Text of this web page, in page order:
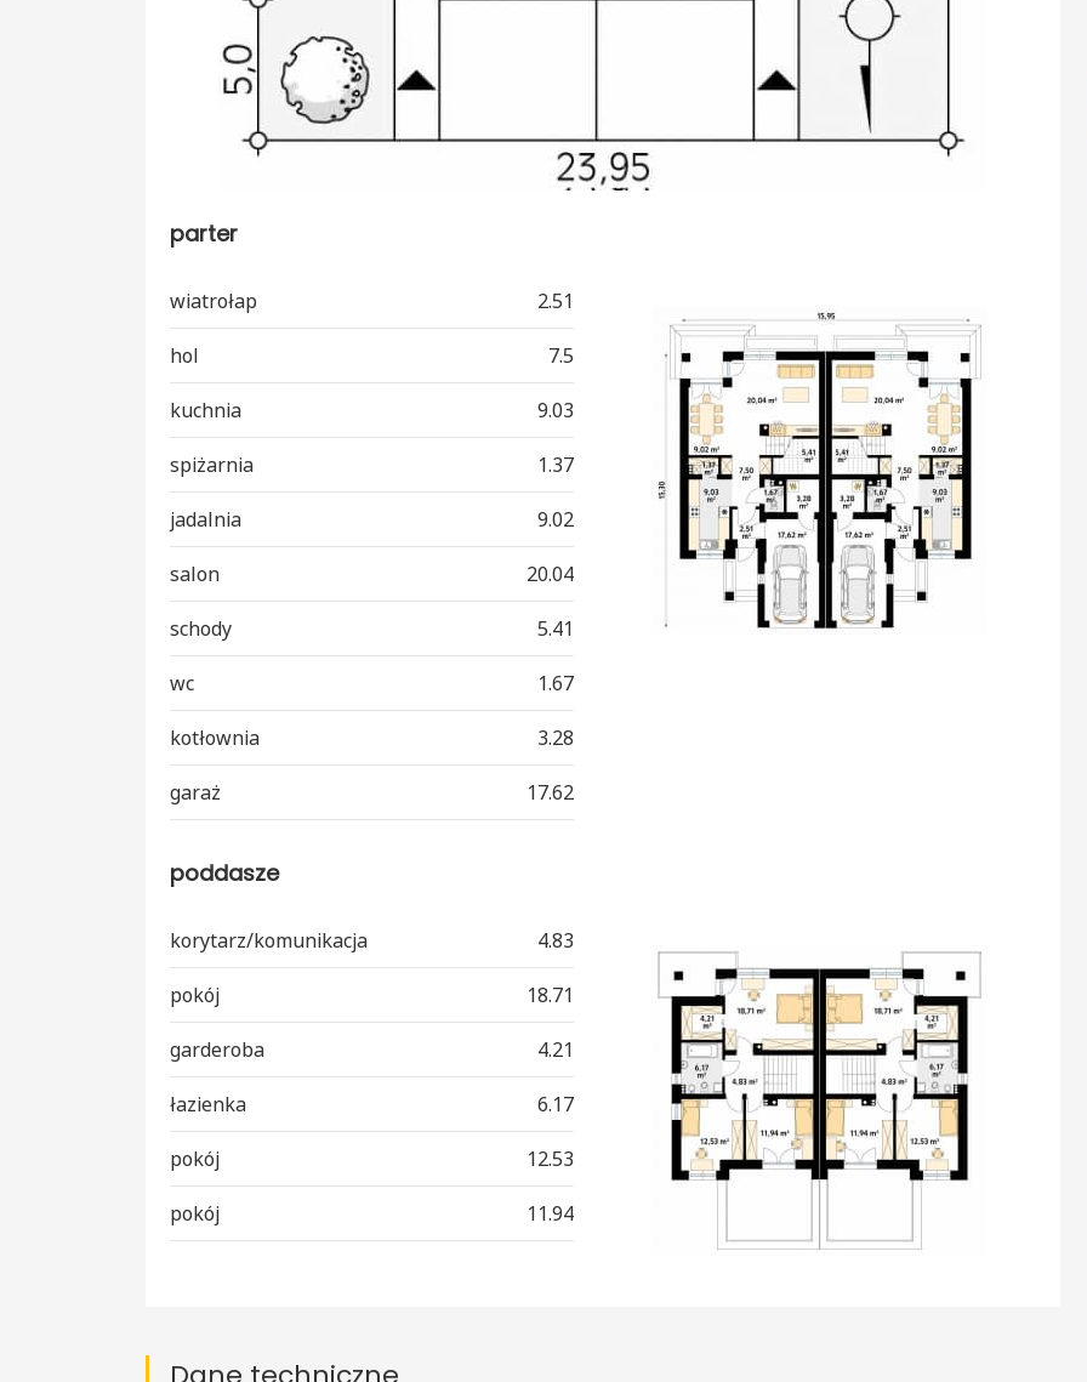
parter
wiatrołap 2.51
hol 7.5
kuchnia 9.03
spiżarnia 1.37
jadalnia 9.02
salon 20.04
schody 5.41
wc 1.67
kotłownia 3.28
garaż 17.62
poddasze
korytarz/komunikacja 4.83
pokój 18.71
garderoba 4.21
łazienka 6.17
pokój 12.53
pokój 11.94